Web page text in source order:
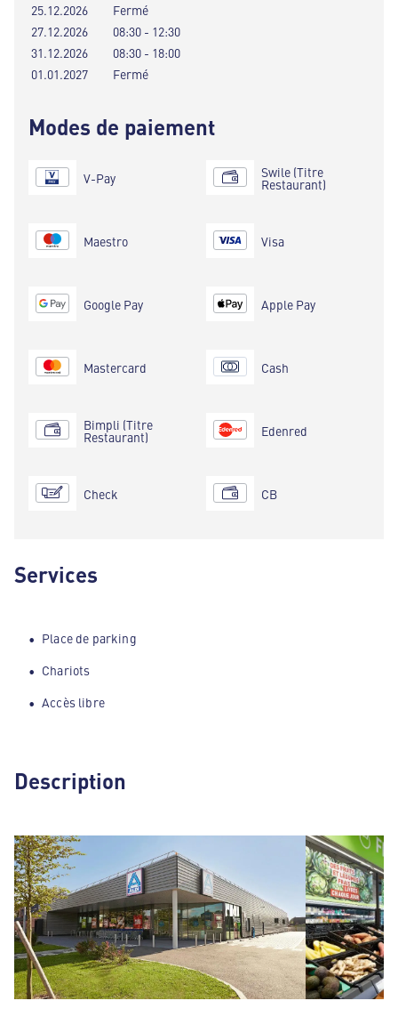
25.12.2026
Fermé
27.12.2026
08:30 - 12:30
31.12.2026
08:30 - 18:00
01.01.2027
Fermé
Modes de paiement
V-Pay
Maestro
Google Pay
Mastercard
Bimpli (Titre
Restaurant)
Check
Swile (Titre
Restaurant)
Visa
Apple Pay
Cash
Edenred
CB
Services
Place de parking
Chariots
Accès libre
Description